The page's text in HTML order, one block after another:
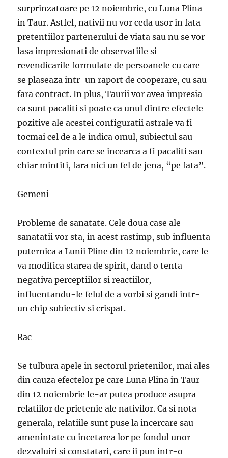
surprinzatoare pe 12 noiembrie, cu Luna Plina
in Taur. Astfel, nativii nu vor ceda usor in fata
pretentiilor partenerului de viata sau nu se vor
lasa impresionati de observatiile si
revendicarile formulate de persoanele cu care
se plaseaza intr-un raport de cooperare, cu sau
fara contract. In plus, Taurii vor avea impresia
ca sunt pacaliti si poate ca unul dintre efectele
pozitive ale acestei configuratii astrale va fi
tocmai cel de a le indica omul, subiectul sau
contextul prin care se incearca a fi pacaliti sau
chiar mintiti, fara nici un fel de jena, “pe fata”.
Gemeni
Probleme de sanatate. Cele doua case ale
sanatatii vor sta, in acest rastimp, sub influenta
puternica a Lunii Pline din 12 noiembrie, care le
va modifica starea de spirit, dand o tenta
negativa perceptiilor si reactiilor,
influentandu-le felul de a vorbi si gandi intr-
un chip subiectiv si crispat.
Rac
Se tulbura apele in sectorul prietenilor, mai ales
din cauza efectelor pe care Luna Plina in Taur
din 12 noiembrie le-ar putea produce asupra
relatiilor de prietenie ale nativilor. Ca si nota
generala, relatiile sunt puse la incercare sau
amenintate cu incetarea lor pe fondul unor
dezvaluiri si constatari, care ii pun intr-o